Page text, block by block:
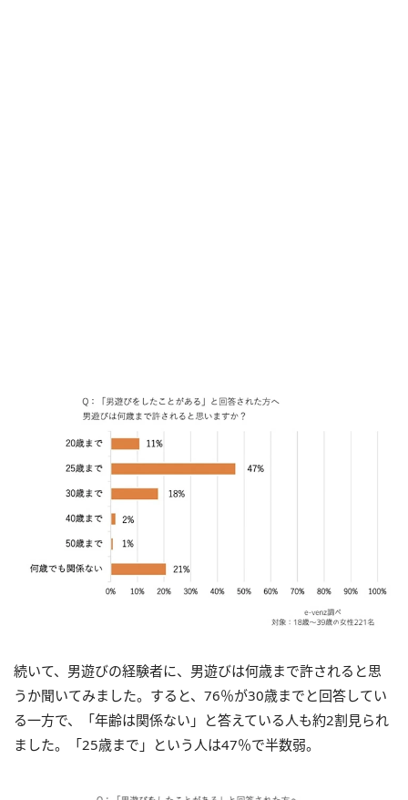
続いて、男遊びの経験者に、男遊びは何歳まで許されると思
うか聞いてみました。すると、76％が30歳までと回答してい
る一方で、「年齢は関係ない」と答えている人も約2割見られ
ました。「25歳まで」という人は47％で半数弱。